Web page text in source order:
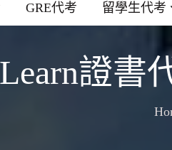
GRE代考 留學生代考
證